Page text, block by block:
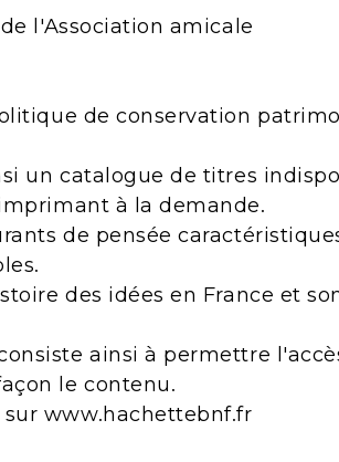
l'Association amicale
de conservation
un catalogue de titres
à la demande.
de pensée
des idées en France et
ainsi à permettre
le contenu.
www.hachettebnf.fr